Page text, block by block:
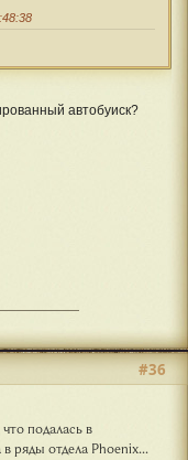
автобуиск?
подалась в
ряды отдела Phoenix...
#36